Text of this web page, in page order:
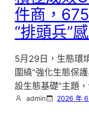
件商，
“排頭兵”
5月29日，生態環
圍繞“強化生態保
設生態基礎”主題
admin 2026 年